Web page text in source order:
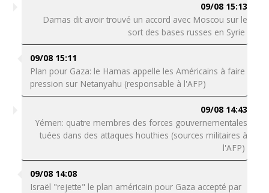
09/08 15:13
Damas dit avoir trouvé un accord avec Moscou sur le
sort des bases russes en Syrie
09/08 15:11
Plan pour Gaza: le Hamas appelle les Américains à faire
pression sur Netanyahu (responsable à l'AFP)
09/08 14:43
Yémen: quatre membres des forces gouvernementales
tuées dans des attaques houthies (sources militaires à
l'AFP)
09/08 14:08
Israël "rejette" le plan américain pour Gaza accepté par